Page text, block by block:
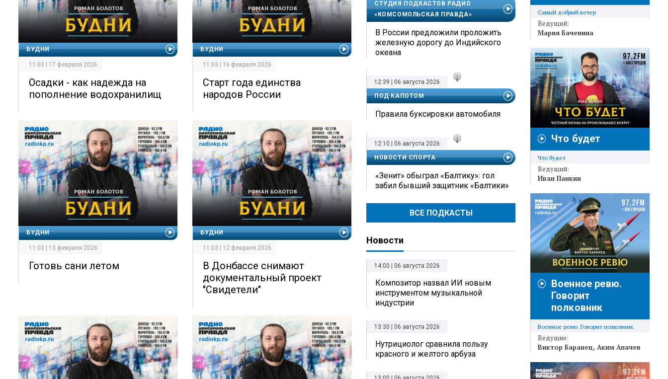
БУДНИ
11:03 | 17 февраля 2026
Осадки - как надежда на
пополнение водохранилищ
БУДНИ
11:03 | 16 февраля 2026
Старт года единства
народов России
БУДНИ
11:03 | 13 февраля 2026
Готовь сани летом
БУДНИ
11:03 | 12 февраля 2026
В Донбассе снимают
документальный проект
"Свидетели"
СТУДИЯ ПОДКАСТОВ РАДИО
«КОМСОМОЛЬСКАЯ ПРАВДА»
В России предложили проложить
железную дорогу до Индийского
океана
12:39 | 06 августа 2026
ПОД КАПОТОМ
Правила буксировки автомобиля
12:10 | 06 августа 2026
НОВОСТИ СПОРТА
«Зенит» обыграл «Балтику»: гол
забил бывший защитник «Балтики»
ВСЕ ПОДКАСТЫ
Новости
14:00 | 06 августа 2026
Композитор назвал ИИ новым
инструментом музыкальной
индустрии
13:30 | 06 августа 2026
Нутрициолог сравнила пользу
красного и желтого арбуза
Самый добрый вечер
Ведущий:
Мария Баченина
Что будет
Что будет
Ведущий:
Иван Панкин
Военное ревю.
Говорит
полковник
Военное ревю. Говорит полковник
Ведущие:
Виктор Баранец Аким Апачев